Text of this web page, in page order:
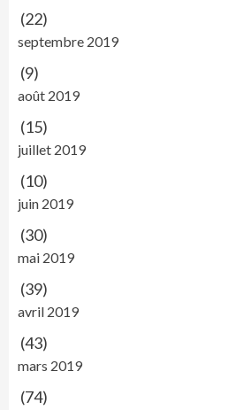
(22)
septembre 2019
(9)
août 2019
(15)
juillet 2019
(10)
juin 2019
(30)
mai 2019
(39)
avril 2019
(43)
mars 2019
(74)